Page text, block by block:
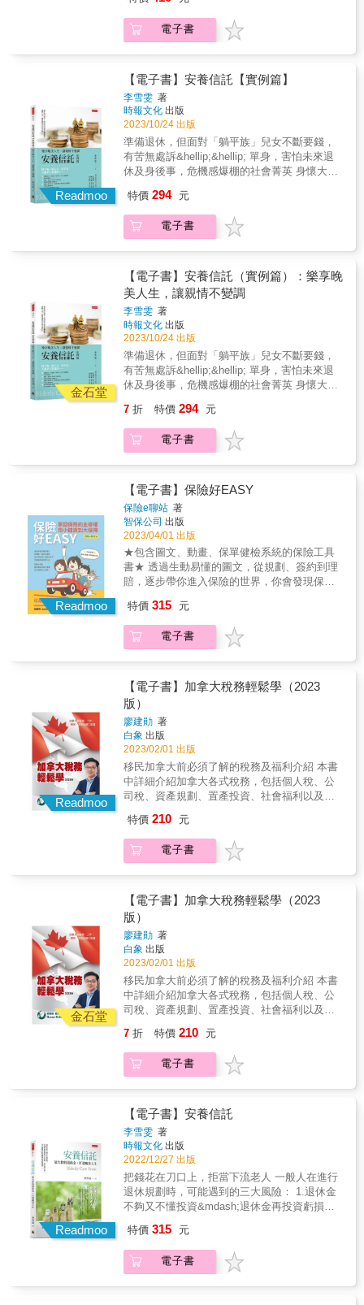
費20年的「○○終身醫療險附約」，其合約條文
中有「續期保費調整」條款：「本保險採平準
保費，可調整費率。本附約依實際經驗損失率
整本附約之保險費率，每次調整後之新費率以
不超過原費率的20%為限⋯⋯」。 保險費分為
平準型費率和自然型費率。理論上，自然型費
率是隨年齡增長而增加，平準型費率是保險公
司依年齡、通膨率等風險因素而精算出的費
率，將20年的保險費平均分攤到每一年，所
以，每一年的保費應維持不變。但是，仍會視
狀況調整。 & ★保險相關知識一次說明 &&&
保險有許多專有名詞，如果沒有相當的了解，
利率。 宣告利率及預定利率多會揭露在保單
DM中，只不過宣告利率字體大，而預定利率字
體小，可能要在注意事項或備註中仔細找找
看。通常，當實際的宣告利率高於預定利率
時，保戶可獲得增值回饋金／分紅金等；若實
際的宣告利率低於預定利率時，就沒有增值／
分紅回饋金，對保險公司是利差損，此時，保
單價值準備金只能以預定利率計息增值，所
以，預定利率又被視為保單的保證最低利率。
& ★不只挖出問題，也提出明確的建議 & 作者
並不否定保險商品的效用。只是要正確的運
用。本書在最後兩章，提出明確的具體的建
有些人在需要買房、創業時，可能需要解約一
些保險來應急，偏偏保險業務員會說服您不要
解約，改以保單借款方式來處理，於是您的保
高明的保單，壽險公司以100歲、110歲來規劃
訂定保費。而多數人難免在壯年時，因資金需
求而提前解約；此外，國人的平均壽命是81.3
歲，壽險公司擺明吃定大多數的要保人撐不了
那麼久，由此可知，（投資型）終身壽險是壽
險公司的金雞母，保證獲利不吃虧。 3.別以為
「繳費20年、保障終身」的保費永遠不變。保
費20年的「○○終身醫療險附約」，其合約條文
中有「續期保費調整」條款：「本保險採平準
保費，可調整費率。本附約依實際經驗損失率
整本附約之保險費率，每次調整後之新費率以
不超過原費率的20%為限⋯⋯」。 保險費分為
平準型費率和自然型費率。理論上，自然型費
率是隨年齡增長而增加，平準型費率是保險公
司依年齡、通膨率等風險因素而精算出的費
率，將20年的保險費平均分攤到每一年，所
以，每一年的保費應維持不變。但是，仍會視
狀況調整。 & ★保險相關知識一次說明 &&&
保險有許多專有名詞，如果沒有相當的了解，
很難看懂保險契約的真義。如宣告利率及預定
DM中，只不過宣告利率字體大，而預定利率字
體小，可能要在注意事項或備註中仔細找找
看。通常，當實際的宣告利率高於預定利率
際的宣告利率低於預定利率時，就沒有增值／
分紅回饋金，對保險公司是利差損，此時，保
單價值準備金只能以預定利率計息增值，所
以，預定利率又被視為保單的保證最低利率。
& ★不只挖出問題，也提出明確的建議 & 作者
並不否定保險商品的效用。只是要正確的運
用。本書在最後兩章，提出明確的具體的建
業提供稅務服務的會計師、律師、記帳士 ◎ 稅
捐稽徵人員 ◎ 對企業稅務管理與風險控管有興
趣的人 出書目的 ◎ 想要為台灣的中小企業解
在以下兩種情形，可能會多繳稅款及罰鍰給政
府： 1. 該省的沒省：指企業因疏於注意而未享
受到租稅優惠，或未能辨識違法的課稅處分。
2. 不該犯卻犯：指企業未注意到稅法規定，因
而付出額外代價（例如遭補稅及處罰）。 ◎ 這
些稅款及罰鍰如果可以省下來，公司的利潤就
會增加，員工的薪水就有機會上漲。 中小企業
院、財政人員訓練所、各區國稅局與其他公部
門的授課經驗，瞭解國稅局如何課稅，法院如
何判決，深切知道國稅局及法院真正在乎什
麼。 ◎ 傳達正確的觀念給中小企業主，告訴他
地少繳稅。 會計師、記帳士和律師為什麼要看
這本書？ ◎ 作者曾任稅務律師，有多年訴訟及
非訟經驗，可以協助專業人士正確適用稅法，
完整掌握稅法的發展趨勢。 和市面上節稅的書
籍有什麼不同？ ◎ 本書用案例、故事撰寫。複
雜事情簡單化，專業事情通俗化，讀者容易閱
讀吸收。
心法省錢 掌握省稅的四大關鍵，公式在手當
省則省跨界 瞭解跨境交易的風險，劃清企業
經營的界線避險 避免處罰遠離刑責，不犯下
&mdash;&mdash;◎ 4大單元、14個節稅力、
42個案例故事，幫助中小企業建構必備的稅務
知識體系，解決長久以來心痛不已的稅務痛
點。◎ 首創以故事為引，白話談稅法。複雜事
情簡單化，專業知識通俗化＝看得懂，學得
會！◎ 附稅務體檢表，幫助企業快速檢視稅務
規劃是否合規。◎ 傳達正確的稅務觀念，搭建
稅務管理的法遵意識。這本書寫給
&mdash;&mdash;◎ 中小企業主、企業董事、
員、會計主管／人員、法務主管／人員◎ 為企
業提供稅務服務的會計師、律師、記帳士◎ 稅
捐稽徵人員◎ 對企業稅務管理與風險控管有興
長久以來心痛不已的稅務問題。◎ 中小企業在
以下兩種情形，可能會多繳稅款及罰鍰給政
府：1. 該省的沒省：指企業因疏於注意而未享
受到租稅優惠，或未能辨識違法的課稅處分。
2. 不該犯卻犯：指企業未注意到稅法規定，因
而付出額外代價（例如遭補稅及處罰）。◎ 這
些稅款及罰鍰如果可以省下來，公司的利潤就
會增加，員工的薪水就有機會上漲。中小企業
院、財政人員訓練所、各區國稅局與其他公部
門的授課經驗，瞭解國稅局如何課稅，法院如
何判決，深切知道國稅局及法院真正在乎什
地少繳稅。會計師、記帳士和律師為什麼要看
這本書？◎ 作者曾任稅務律師，有多年訴訟及
非訟經驗，可以協助專業人士正確適用稅法，
完整掌握稅法的發展趨勢。和市面上節稅的書
籍有什麼不同？◎ 本書用案例、故事撰寫。複
雜事情簡單化，專業事情通俗化，讀者容易閱
讀吸收。
電子書
Readmoo
【電子書】安養信託【實例篇】
李雪雯 著
時報文化 出版
2023/10/24 出版
準備退休，但面對「躺平族」兒女不斷要錢，
有苦無處訴&hellip;&hellip; 單身，害怕未來退
休及身後事，危機感爆棚的社會菁英 身懷大筆
樂真奢侈 老夫妻坐擁精華區透天厝，卻只能靠
老人年金過活？ 退休金準備好了，但我要怎麼
發落這筆資產？ 考驗人性，如何確保口袋裡的
定要做到的「老後財富自主」，輕鬆規畫你的
長壽人生，妥善規畫退休金流，養錢防老。 &
我是老人但絕不「下流」！預約不為金錢煩惱
的老後... & 4大目標，高效規劃，將資產分配做
好做滿 ■特色&rarr;以實際案例搭配規劃重點，
讓不同需要的人都能輕鬆抓住竅門。 ■種類
&rarr;本書共計規畫7種不同屬性與需求的安養
信託業務，清楚講解功能與規劃流程，讓你的
人生風險控管，績效滿分！ ■對象&rarr;節稅？
資產保全及傳承？準備退休金？&hellip;&hellip;
效用&rarr;Step by step協助民眾規劃資金，並
在未來無法處理資產時，透過安養信託提供保
障。 & 專業推薦 & 呂蕙容｜信託公會秘書長
東商銀信託部部長 &
特價 294 元
電子書
金石堂
【電子書】安養信託（實例篇）：樂享晚
美人生，讓親情不變調
李雪雯 著
時報文化 出版
2023/10/24 出版
準備退休，但面對「躺平族」兒女不斷要錢，
有苦無處訴&hellip;&hellip; 單身，害怕未來退
休及身後事，危機感爆棚的社會菁英 身懷大筆
樂真奢侈 老夫妻坐擁精華區透天厝，卻只能靠
老人年金過活？ 退休金準備好了，但我要怎麼
發落這筆資產？ 考驗人性，如何確保口袋裡的
定要做到的「老後財富自主」，輕鬆規畫你的
長壽人生，妥善規畫退休金流，養錢防老。 &
我是老人但絕不「下流」！預約不為金錢煩惱
的老後... & 4大目標，高效規劃，將資產分配做
好做滿 ■特色&rarr;以實際案例搭配規劃重點，
讓不同需要的人都能輕鬆抓住竅門。 ■種類
&rarr;本書共計規畫7種不同屬性與需求的安養
信託業務，清楚講解功能與規劃流程，讓你的
人生風險控管，績效滿分！ ■對象&rarr;節稅？
不管你的需求是什麼，這本書通通滿足你。 ■
效用&rarr;Step by step協助民眾規劃資金，並
在未來無法處理資產時，透過安養信託提供保
障。 & 專業推薦 & 呂蕙容｜信託公會秘書長
陳美娟｜國泰世華銀行信託部協理 田念昕｜遠
東商銀信託部部長 &
7 折 特價 294 元
電子書
Readmoo
【電子書】保險好EASY
保險e聊站 著
智保公司 出版
2023/04/01 出版
★包含圖文、動畫、保單健檢系統的保險工具
書★ 透過生動易懂的圖文，從規劃、簽約到理
賠，逐步帶你進入保險的世界，你會發現保險
用小錢買到大保障！
特價 315 元
電子書
Readmoo
【電子書】加拿大稅務輕鬆學（2023
版）
廖建勛 著
白象 出版
2023/02/01 出版
移民加拿大前必須了解的稅務及福利介紹 本書
中詳細介紹加拿大各式稅務，包括個人稅、公
司稅、資產規劃、置產投資、社會福利以及退
務資訊並融入加拿大展開新生活。
特價 210 元
電子書
金石堂
【電子書】加拿大稅務輕鬆學（2023
版）
廖建勛 著
白象 出版
2023/02/01 出版
移民加拿大前必須了解的稅務及福利介紹 本書
中詳細介紹加拿大各式稅務，包括個人稅、公
司稅、資產規劃、置產投資、社會福利以及退
務資訊並融入加拿大展開新生活。
7 折 特價 210 元
電子書
Readmoo
【電子書】安養信託
李雪雯 著
時報文化 出版
2022/12/27 出版
把錢花在刀口上，拒當下流老人 一般人在進行
退休規劃時，可能遇到的三大風險： 1.退休金
不夠又不懂投資&mdash;退休金再投資虧損風
或失智，導致無力管理或動用資產 3.遺產分配
及稅負等問題 如果是五十歲以上，準備退休或
已退休人士。手邊應該已有部分的資產（不動
特價 315 元
電子書